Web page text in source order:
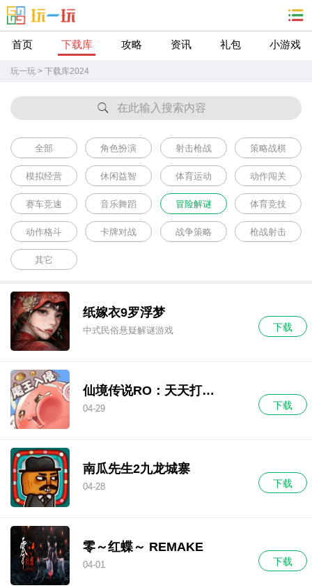
首页 下载库 攻略 资讯 礼包 小游戏
玩一玩 > 下载库2024
在此输入搜索内容
全部 角色扮演 射击枪战 策略战棋
模拟经营 休闲益智 体育运动 动作闯关
赛车竞速 音乐舞蹈 冒险解谜 体育竞技
动作格斗 卡牌对战 战争策略 枪战射击
其它
纸嫁衣9罗浮梦
中式民俗悬疑解谜游戏 下载
仙境传说RO：天天打波
利
04-29 下载
南瓜先生2九龙城寨
04-28 下载
零～红蝶～ REMAKE
04-01 下载